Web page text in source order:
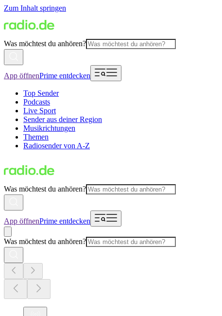
Zum Inhalt springen
Was möchtest du anhören?
App öffnenPrime entdecken
Top Sender
Podcasts
Live Sport
Sender aus deiner Region
Musikrichtungen
Themen
Radiosender von A-Z
Was möchtest du anhören?
App öffnenPrime entdecken
Was möchtest du anhören?